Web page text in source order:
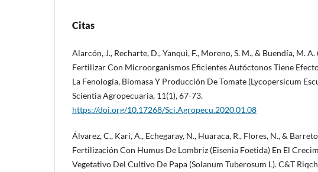
Citas
Alarcón, J., Recharte, D., Yanqui, F., Moreno, S. M., & Buendía, M. A.
Fertilizar Con Microorganismos Eficientes Autóctonos Tiene
La Fenología, Biomasa Y Producción De Tomate (Lycopersicum
Scientia Agropecuaria, 11(1), 67-73.
https://doi.org/10.17268/Sci.Agropecu.2020.01.08
Álvarez, C., Kari, A., Echegaray, N., Huaraca, R., Flores, N., &
Fertilización Con Humus De Lombriz (Eisenia Foetida) En El
Vegetativo Del Cultivo De Papa (Solanum Tuberosum L). C&T